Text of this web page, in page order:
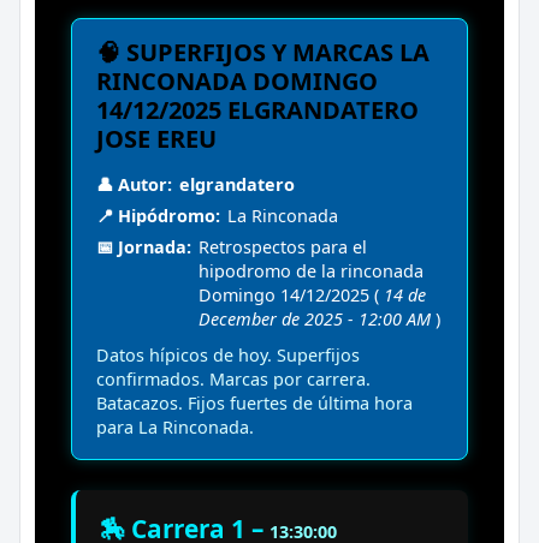
🧠 SUPERFIJOS Y MARCAS LA
RINCONADA DOMINGO
14/12/2025 ELGRANDATERO
JOSE EREU
👤 Autor: elgrandatero
📍 Hipódromo: La Rinconada
📅 Jornada: Retrospectos para el
hipodromo de la rinconada
Domingo 14/12/2025 ( 14 de
December de 2025 - 12:00 AM )
Datos hípicos de hoy. Superfijos
confirmados. Marcas por carrera.
Batacazos. Fijos fuertes de última hora
para La Rinconada.
🏇 Carrera 1 – 13:30:00